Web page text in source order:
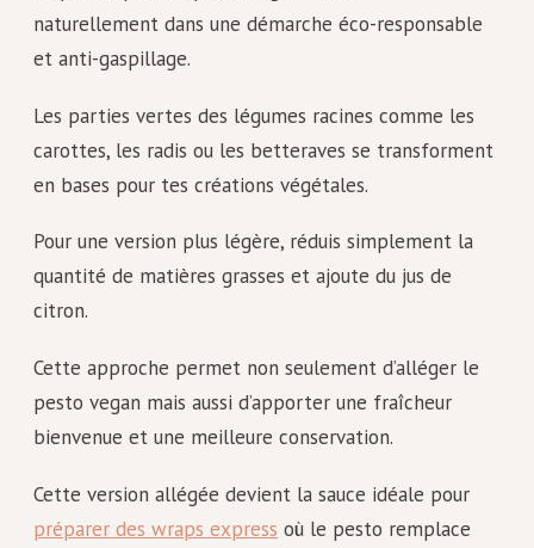
naturellement dans une démarche éco-responsable
et anti-gaspillage.
Les parties vertes des légumes racines comme les
carottes, les radis ou les betteraves se transforment
en bases pour tes créations végétales.
Pour une version plus légère, réduis simplement la
quantité de matières grasses et ajoute du jus de
citron.
Cette approche permet non seulement d’alléger le
pesto vegan mais aussi d’apporter une fraîcheur
bienvenue et une meilleure conservation.
Cette version allégée devient la sauce idéale pour
préparer des wraps express où le pesto remplace